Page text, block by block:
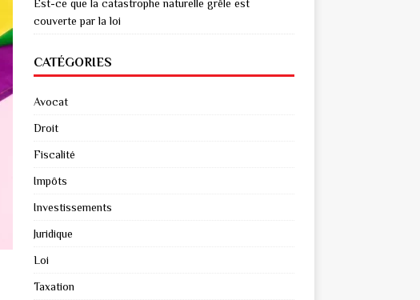
Est-ce que la catastrophe naturelle grêle est
couverte par la loi
CATÉGORIES
Avocat
Droit
Fiscalité
Impôts
Investissements
Juridique
Loi
Taxation